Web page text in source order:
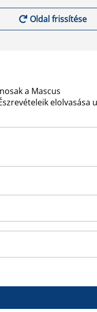
Oldal frissítése
a Mascus
elolvasása